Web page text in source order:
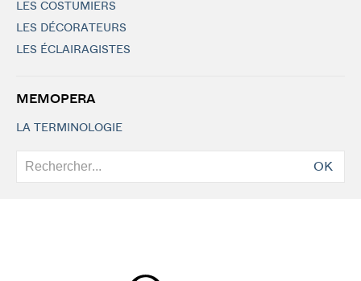
LES COSTUMIERS
LES DÉCORATEURS
LES ÉCLAIRAGISTES
MEMOPERA
LA TERMINOLOGIE
OK